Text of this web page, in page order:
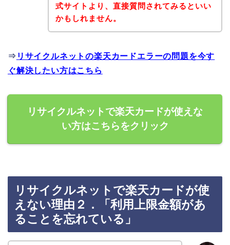
式サイトより、直接質問されてみるといい
かもしれません。
⇒ リサイクルネットの楽天カードエラーの問題を今す
ぐ解決したい方はこちら
リサイクルネットで楽天カードが使えな
い方はこちらをクリック
リサイクルネットで楽天カードが使
えない理由２．「利用上限金額があ
ることを忘れている」